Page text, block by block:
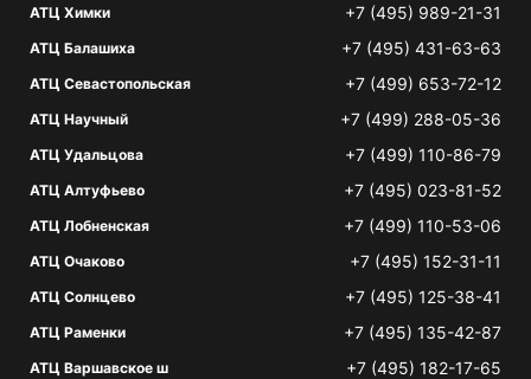
АТЦ Химки +7 (495) 989-21-31
АТЦ Балашиха +7 (495) 431-63-63
АТЦ Севастопольская +7 (499) 653-72-12
АТЦ Научный +7 (499) 288-05-36
АТЦ Удальцова +7 (499) 110-86-79
АТЦ Алтуфьево +7 (495) 023-81-52
АТЦ Лобненская +7 (499) 110-53-06
АТЦ Очаково +7 (495) 152-31-11
АТЦ Солнцево +7 (495) 125-38-41
АТЦ Раменки +7 (495) 135-42-87
АТЦ Варшавское ш +7 (495) 182-17-65